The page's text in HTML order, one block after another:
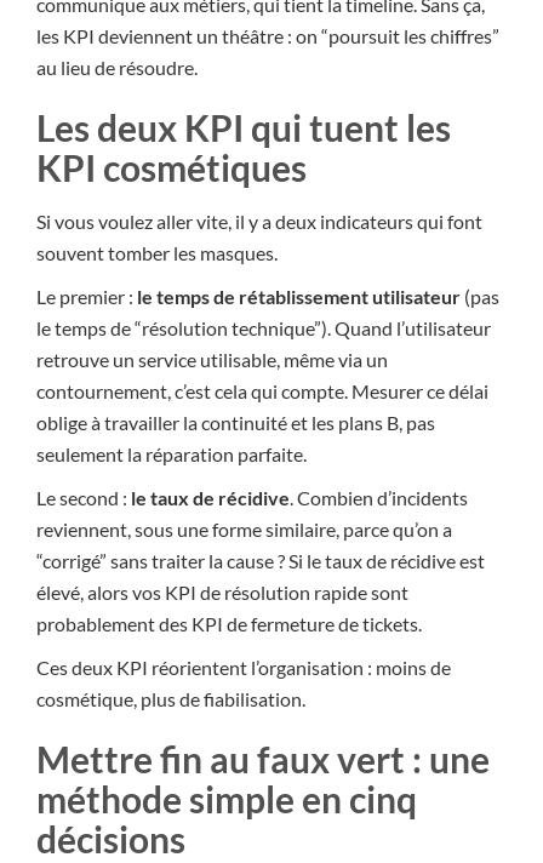
communique aux métiers, qui tient la timeline. Sans ça,
les KPI deviennent un théâtre : on “poursuit les chiffres”
au lieu de résoudre.
Les deux KPI qui tuent les
KPI cosmétiques
Si vous voulez aller vite, il y a deux indicateurs qui font
souvent tomber les masques.
Le premier : le temps de rétablissement utilisateur (pas
le temps de “résolution technique”). Quand l’utilisateur
retrouve un service utilisable, même via un
contournement, c’est cela qui compte. Mesurer ce délai
oblige à travailler la continuité et les plans B, pas
seulement la réparation parfaite.
Le second : le taux de récidive. Combien d’incidents
reviennent, sous une forme similaire, parce qu’on a
“corrigé” sans traiter la cause ? Si le taux de récidive est
élevé, alors vos KPI de résolution rapide sont
probablement des KPI de fermeture de tickets.
Ces deux KPI réorientent l’organisation : moins de
cosmétique, plus de fiabilisation.
Mettre fin au faux vert : une
méthode simple en cinq
décisions